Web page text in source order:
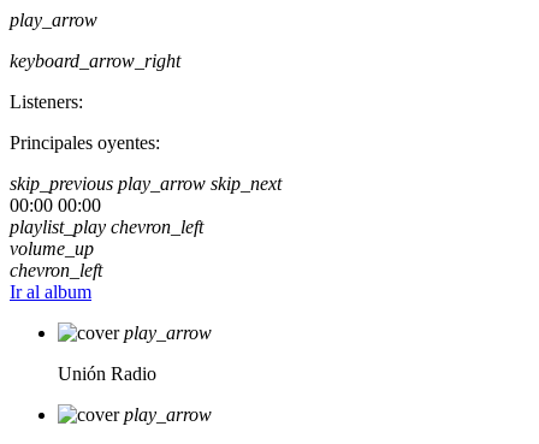
play_arrow
keyboard_arrow_right
Listeners:
Principales oyentes:
skip_previous play_arrow skip_next
00:00 00:00
playlist_play chevron_left
volume_up
chevron_left
Ir al album
play_arrow
Unión Radio
play_arrow